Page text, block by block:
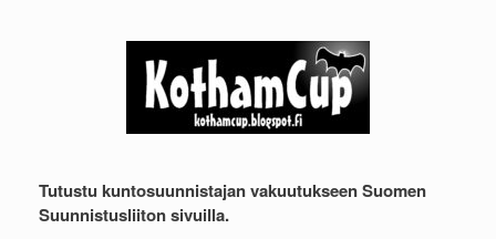
Tutustu kuntosuunnistajan vakuutukseen Suomen
Suunnistusliiton sivuilla.